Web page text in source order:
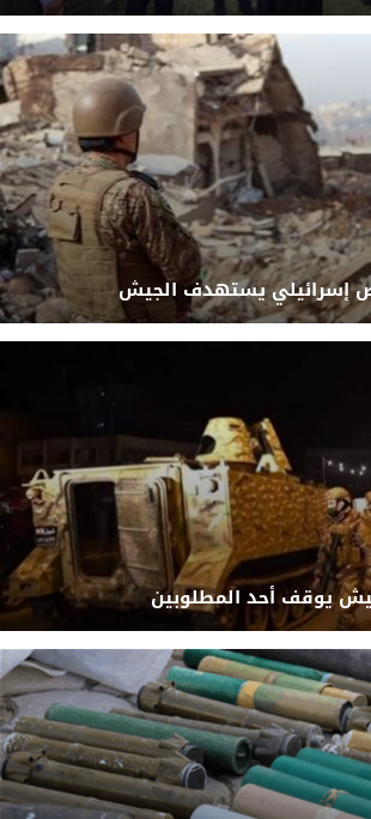
إسرائيلي يستهدف الجيش
يوقف أحد المطلوبين